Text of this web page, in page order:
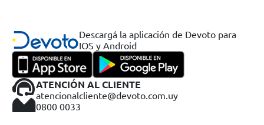
Descargá la aplicación de Devoto para
IOS y Android
ATENCIÓN AL CLIENTE
atencionalcliente@devoto.com.uy
0800 0033